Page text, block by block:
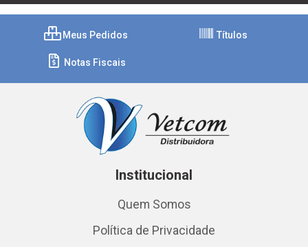
Meus Pedidos Títulos
Notas Fiscais
Institucional
Quem Somos
Política de Privacidade